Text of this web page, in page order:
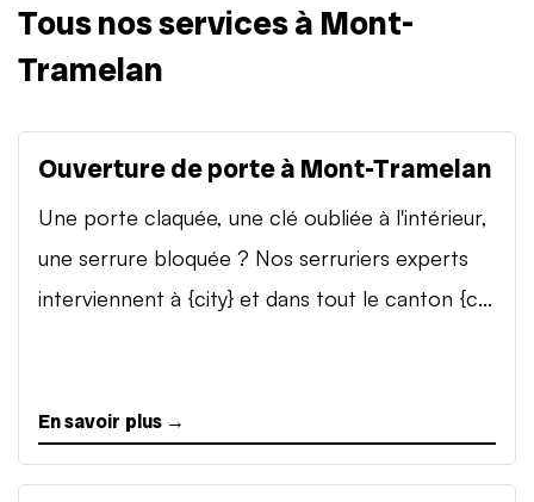
Tous nos services à Mont-
Tramelan
Ouverture de porte à Mont-Tramelan
Une porte claquée, une clé oubliée à l'intérieur,
une serrure bloquée ? Nos serruriers experts
interviennent à {city} et dans tout le canton {c...
En savoir plus →